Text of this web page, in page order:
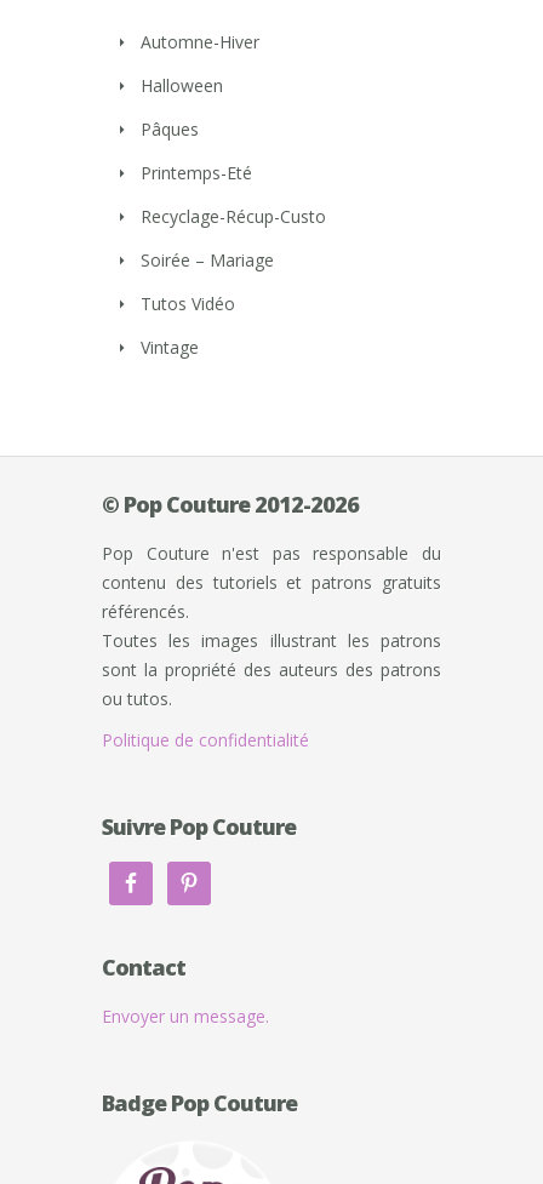
Automne-Hiver
Halloween
Pâques
Printemps-Eté
Recyclage-Récup-Custo
Soirée – Mariage
Tutos Vidéo
Vintage
© Pop Couture 2012-2026
Pop Couture n'est pas responsable du
contenu des tutoriels et patrons gratuits
référencés.
Toutes les images illustrant les patrons
sont la propriété des auteurs des patrons
ou tutos.
Politique de confidentialité
Suivre Pop Couture
Contact
Envoyer un message.
Badge Pop Couture